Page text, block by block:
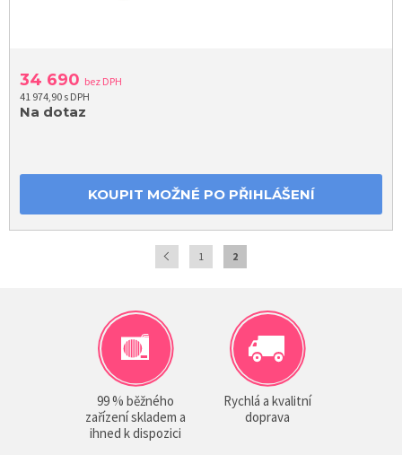
34 690 bez DPH
41 974,90 s DPH
Na dotaz
KOUPIT MOŽNÉ PO PŘIHLÁŠENÍ
1 2
99 % běžného
zařízení skladem a
ihned k dispozici
Rychlá a kvalitní
doprava